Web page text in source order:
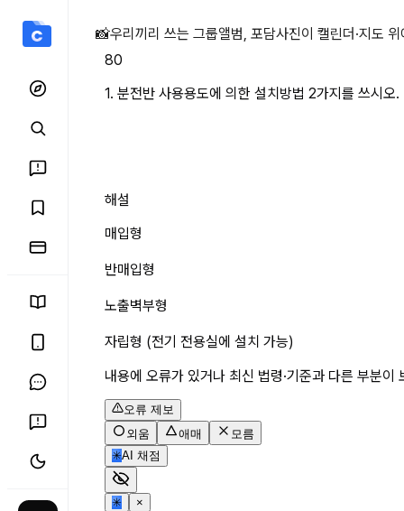
1. 분전반 사용용도에 의
📸우리끼리 쓰는 그룹앨범, 포담사진이 캘린더·지도
80
1. 분전반 사용용도에 의한 설치방법 2가지를 쓰시
해설
매입형
반매입형
노출벽부형
자립형 (전기 전용실에 설치 가능)
내용에 오류가 있거나 최신 법령·기준과 다른 부분
오류 제보
외움
애매
모름
✳AI 채점
✳ ×